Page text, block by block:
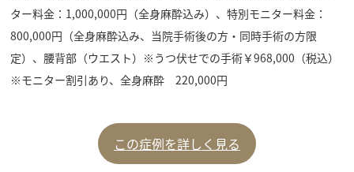
ター料金：1,000,000円（全身麻酔込み）、特別モニター料金：
800,000円（全身麻酔込み、当院手術後の方・同時手術の方限
定）、腰背部（ウエスト）※うつ伏せでの手術￥968,000（税込）
※モニター割引あり、全身麻酔 220,000円
この症例を詳しく見る